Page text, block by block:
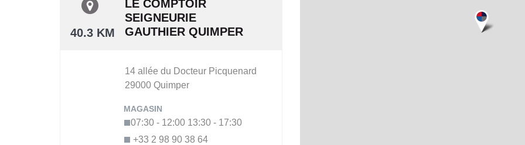
40.3 KM
LE COMPTOIR
SEIGNEURIE
GAUTHIER QUIMPER
14 allée du Docteur Picquenard
29000 Quimper
+33 2 98 90 38 64
07:30 - 12:00 13:30 - 17:30